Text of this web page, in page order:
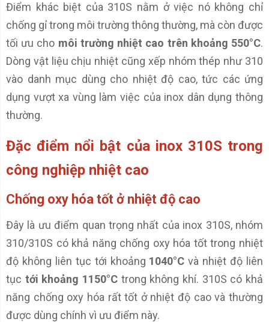
Điểm khác biệt của 310S nằm ở việc nó không chỉ
chống gỉ trong môi trường thông thường, mà còn được
tối ưu cho môi trường nhiệt cao trên khoảng 550°C.
Dòng vật liệu chịu nhiệt cũng xếp nhóm thép như 310
vào danh mục dùng cho nhiệt độ cao, tức các ứng
dụng vượt xa vùng làm việc của inox dân dụng thông
thường.
Đặc điểm nổi bật của inox 310S trong
công nghiệp nhiệt cao
Chống oxy hóa tốt ở nhiệt độ cao
Đây là ưu điểm quan trọng nhất của inox 310S, nhóm
310/310S có khả năng chống oxy hóa tốt trong nhiệt
độ không liên tục tới khoảng 1040°C và nhiệt độ liên
tục tới khoảng 1150°C trong không khí. 310S có khả
năng chống oxy hóa rất tốt ở nhiệt độ cao và thường
được dùng chính vì ưu điểm này.